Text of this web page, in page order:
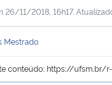
26/11/2018, 16h17.
Mestrado
conteúdo: https://ufsm.br/